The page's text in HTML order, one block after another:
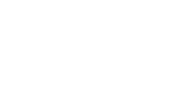
metálicas para que los niños y niñas tengan
nuestro municipio en verano y de las
Ramón Medina (La Ventilla), Juan
al tratarse de los únicos que no disponen